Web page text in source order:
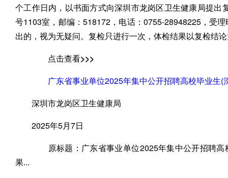
个工作日内，以书面方式向深圳市龙岗区卫生健康局提
号1103室，邮编：518172，电话：0755-28948225，受
出的，视为无疑问。复检只进行一次，体检结果以复检结
点击查看>>>
广东省事业单位2025年集中公开招聘高校毕业生
深圳市龙岗区卫生健康局
2025年5月7日
原标题：广东省事业单位2025年集中公开招聘高
果...